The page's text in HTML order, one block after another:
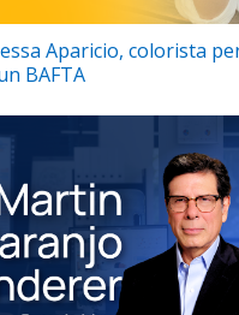
Aparicio, colorista
BAFTA